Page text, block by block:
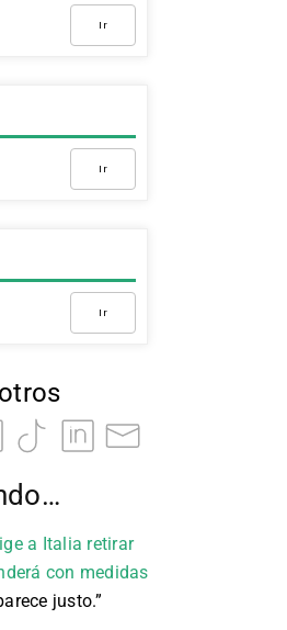
Ir
Ir
Ir
a Italia retirar
con medidas
justo.”